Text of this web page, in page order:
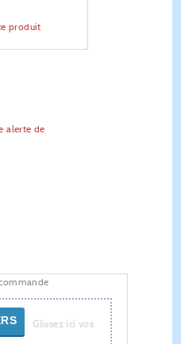
produit
alerte de
Glissez ici vos